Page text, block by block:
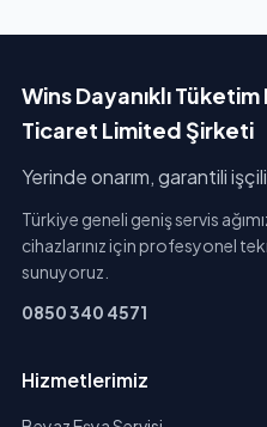
Wins Dayanıklı
Ticaret Limited Şirketi
Yerinde onarım, garantili
Türkiye geneli geniş servis
cihazlarınız için profesyonel
sunuyoruz.
0850 340 4571
Hizmetlerimiz